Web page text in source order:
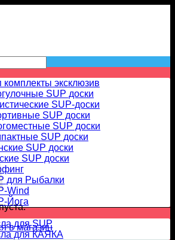
в магазин
комплекты эксклюзив
SUP доски
SUP-доски
SUP доски
SUP доски
SUP доски
SUP доски
SUP доски
для Рыбалки
Wind
Йога
для SUP
для КАЯКА